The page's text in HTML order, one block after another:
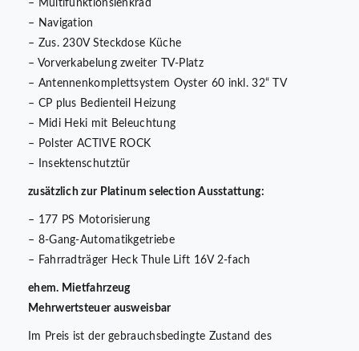
– Multifunktionslenkrad
– Navigation
– Zus. 230V Steckdose Küche
– Vorverkabelung zweiter TV-Platz
– Antennenkomplettsystem Oyster 60 inkl. 32“ TV
– CP plus Bedienteil Heizung
– Midi Heki mit Beleuchtung
– Polster ACTIVE ROCK
– Insektenschutztür
zusätzlich zur Platinum selection Ausstattung:
– 177 PS Motorisierung
– 8-Gang-Automatikgetriebe
– Fahrradträger Heck Thule Lift 16V 2-fach
ehem. Mietfahrzeug
Mehrwertsteuer ausweisbar
Im Preis ist der gebrauchsbedingte Zustand des